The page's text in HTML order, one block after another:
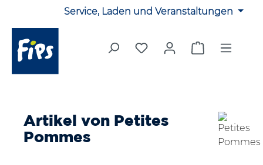
Zum Hauptinhalt springenService, Laden und Veranstaltungen
Du hast 0 Produkte auf
Warenkorb
Artikel von Petites
Pommes